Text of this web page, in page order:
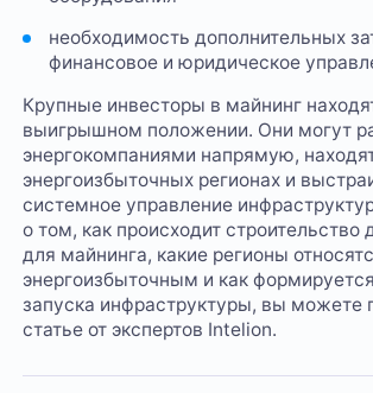
необходимость дополнительных
финансовое и юридическое
Крупные инвесторы в майнинг
выигрышном положении. Они могут
энергокомпаниями напрямую,
энергоизбыточных регионах и
системное управление
о том, как происходит строительство
для майнинга, какие регионы
энергоизбыточным и как
запуска инфраструктуры, вы можете
статье от экспертов Intelion.